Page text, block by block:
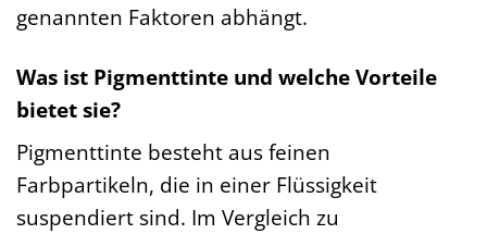
genannten Faktoren abhängt.
Was ist Pigmenttinte und welche Vorteile
bietet sie?
Pigmenttinte besteht aus feinen
Farbpartikeln, die in einer Flüssigkeit
suspendiert sind. Im Vergleich zu